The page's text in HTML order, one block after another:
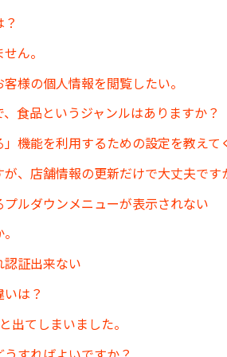
ん。
様の個人情報を閲覧したい。
食品というジャンルはありますか？
機能を利用するための設定を教えて
、店舗情報の更新だけで大丈夫です
ルダウンメニューが表示されない
証出来ない
は？
出てしまいました。